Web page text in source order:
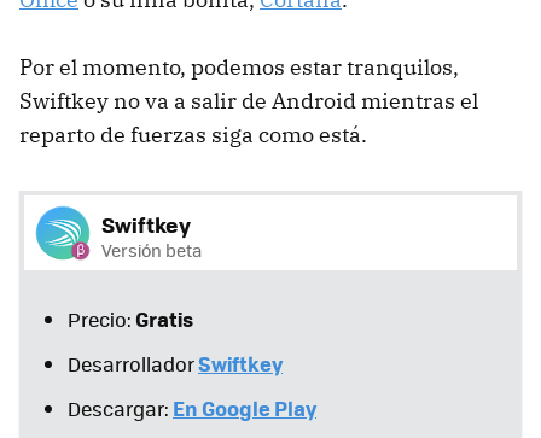
Por el momento, podemos estar tranquilos,
Swiftkey no va a salir de Android mientras el
reparto de fuerzas siga como está.
Swiftkey
Versión beta
Precio:Gratis
DesarrolladorSwiftkey
Descargar: En Google Play